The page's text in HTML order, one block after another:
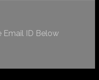
Email ID Below